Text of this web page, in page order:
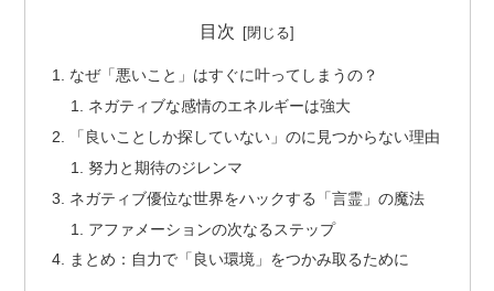
目次
なぜ「悪いこと」はすぐに叶ってしまうの？
ネガティブな感情のエネルギーは強大
「良いことしか探していない」のに見つからない理由
努力と期待のジレンマ
ネガティブ優位な世界をハックする「言霊」の魔法
アファメーションの次なるステップ
まとめ：自力で「良い環境」をつかみ取るために